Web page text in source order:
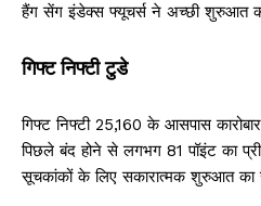
हैंग सेंग इंडेक्स फ्यूचर्स ने अच्छी शुरुआत
गिफ्ट निफ्टी टुडे
गिफ्ट निफ्टी 25,160 के आसपास
पिछले बंद होने से लगभग 81 पॉइंट का
सूचकांकों के लिए सकारात्मक शुरुआत का